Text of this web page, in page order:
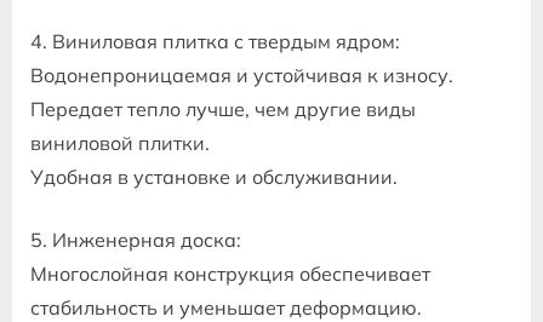
4. Виниловая плитка с твердым ядром:
Водонепроницаемая и устойчивая к износу.
Передает тепло лучше, чем другие виды
виниловой плитки.
Удобная в установке и обслуживании.
5. Инженерная доска:
Многослойная конструкция обеспечивает
стабильность и уменьшает деформацию.